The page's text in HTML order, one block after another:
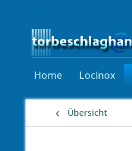
Home Locinox
Übersicht